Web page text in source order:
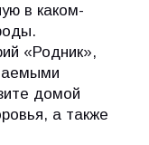
в каком-
«Родник»,
домой
а также